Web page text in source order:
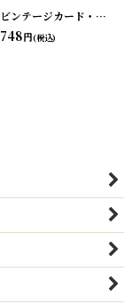
] [ ビンテージカード・グリーティング・バレンタイン・バースデー etc...
748円(税込)